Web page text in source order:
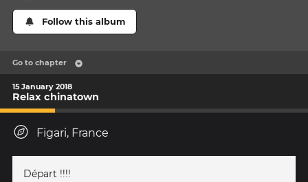
Follow this album
Go to chapter
15 January 2018
Relax chinatown
Figari, France
Départ !!!!